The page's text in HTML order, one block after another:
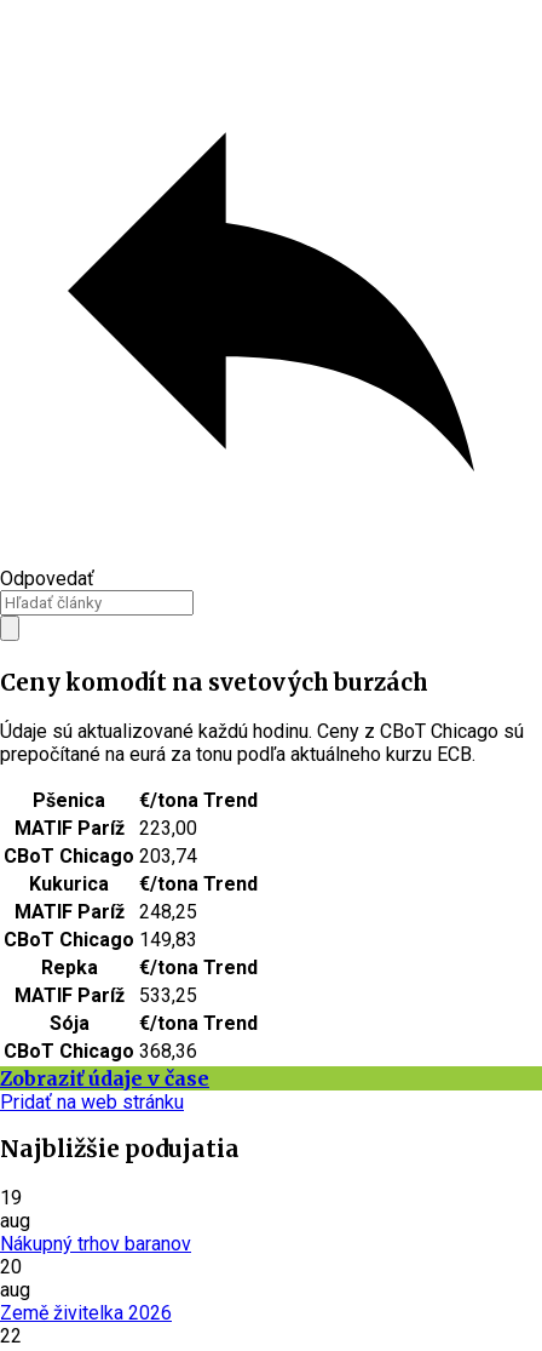
Odpovedať
Ceny komodít na svetových burzách
Údaje sú aktualizované každú hodinu. Ceny z CBoT Chicago sú
prepočítané na eurá za tonu podľa aktuálneho kurzu ECB.
Pšenica
€/tona Trend
MATIF Paríž
223,00
CBoT Chicago 203,74
Kukurica
€/tona Trend
MATIF Paríž
248,25
CBoT Chicago 149,83
Repka
€/tona Trend
MATIF Paríž
533,25
Sója
€/tona Trend
CBoT Chicago 368,36
Zobraziť údaje v čase
Pridať na web stránku
Najbližšie podujatia
19
aug
Nákupný trhov baranov
20
aug
Země živitelka 2026
22